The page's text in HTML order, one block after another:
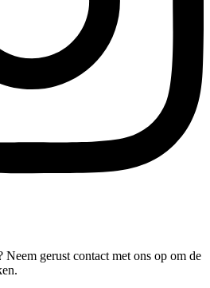
gerust contact met ons op om de